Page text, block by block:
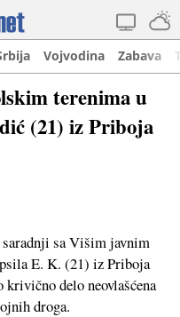
Vojvodina Zabava
terenima u
(21) iz Priboja
sa Višim javnim
E. K. (21) iz Priboja
delo neovlašćena
droga.